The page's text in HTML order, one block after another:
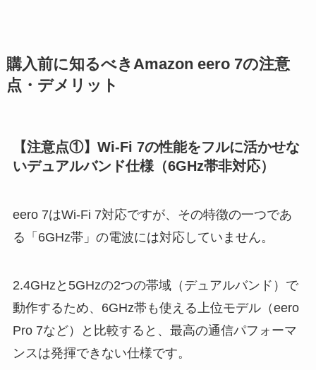
購入前に知るべきAmazon eero 7の注意
点・デメリット
【注意点①】Wi-Fi 7の性能をフルに活かせな
いデュアルバンド仕様（6GHz帯非対応）
eero 7はWi-Fi 7対応ですが、その特徴の一つであ
る「6GHz帯」の電波には対応していません。
2.4GHzと5GHzの2つの帯域（デュアルバンド）で
動作するため、6GHz帯も使える上位モデル（eero
Pro 7など）と比較すると、最高の通信パフォーマ
ンスは発揮できない仕様です。